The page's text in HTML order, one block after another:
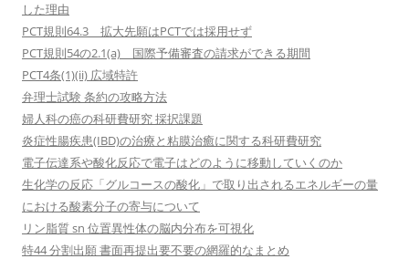
した理由
PCT規則64.3 拡大先願はPCTでは採用せず
PCT規則54の2.1(a) 国際予備審査の請求ができる期間
PCT4条(1)(ii) 広域特許
弁理士試験 条約の攻略方法
婦人科の癌の科研費研究 採択課題
炎症性腸疾患(IBD)の治療と粘膜治癒に関する科研費研究
電子伝達系や酸化反応で電子はどのように移動していくのか
生化学の反応「グルコースの酸化」で取り出されるエネルギーの量
における酸素分子の寄与について
リン脂質 sn 位置異性体の脳内分布を可視化
特44 分割出願 書面再提出要不要の網羅的なまとめ